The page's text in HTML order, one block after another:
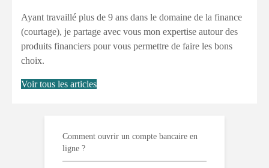
Ayant travaillé plus de 9 ans dans le domaine de la finance
(courtage), je partage avec vous mon expertise autour des
produits financiers pour vous permettre de faire les bons
choix.
Voir tous les articles
Comment ouvrir un compte bancaire en
ligne ?